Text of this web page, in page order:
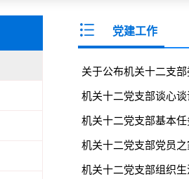
党建工作
关于公布机关十二支
机关十二党支部谈心
机关十二党支部基本
机关十二党支部党员
机关十二党支部组织